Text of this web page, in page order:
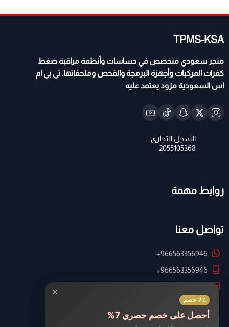
TPMS-KSA
متجر سعودي متخصص في حساسات وأنظمة مراقبة ضغط
كفرات المركبات وأجهزة البرمجة والفحص وملحقاتها. تي بي ام
اس السعودية مزود يعتمد عليه
روابط مهمة
تواصل معنا
+966563356946
+966563356946
✕
7٪ خصم
أحصل على خصم حصري 7%